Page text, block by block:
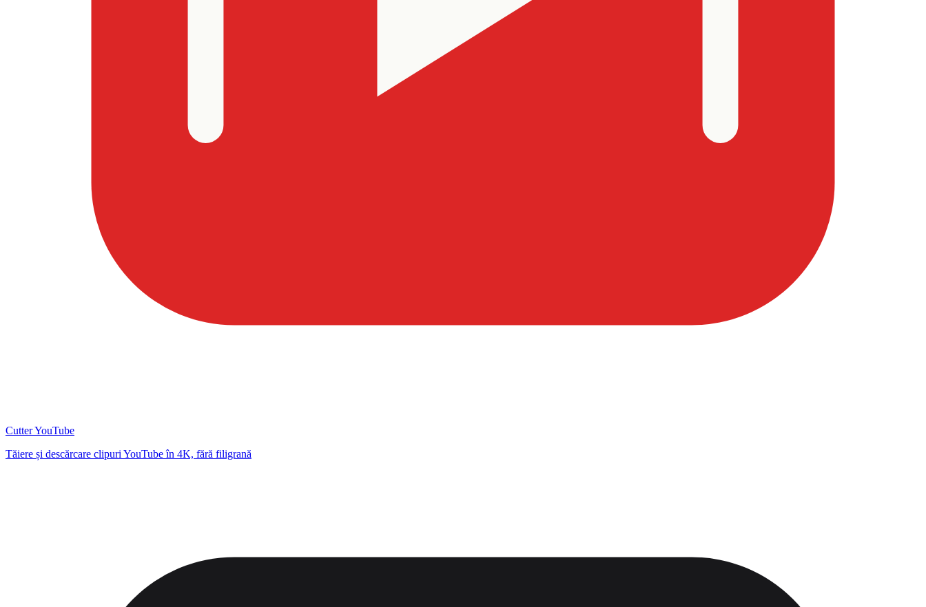
Cutter YouTube
Tăiere și descărcare clipuri YouTube în 4K, fără filigrană